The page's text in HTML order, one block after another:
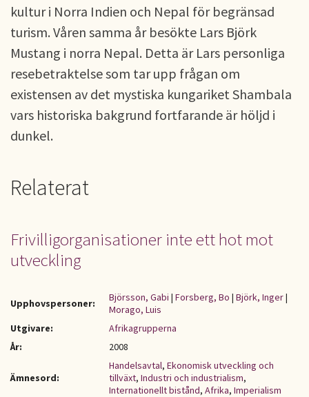
kultur i Norra Indien och Nepal för begränsad
turism. Våren samma år besökte Lars Björk
Mustang i norra Nepal. Detta är Lars personliga
resebetraktelse som tar upp frågan om
existensen av det mystiska kungariket Shambala
vars historiska bakgrund fortfarande är höljd i
dunkel.
Relaterat
Frivilligorganisationer inte ett hot mot
utveckling
Upphovspersoner: Björsson, Gabi | Forsberg, Bo | Björk, Inger|
Morago, Luis
Utgivare:
Afrikagrupperna
År:
2008
Ämnesord:
Handelsavtal, Ekonomisk utveckling och
tillväxt, Industri och industrialism,
Internationellt bistånd, Afrika, Imperialism